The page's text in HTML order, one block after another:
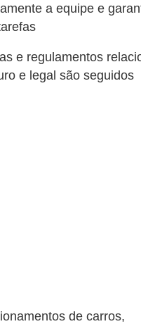
a equipe e
e regulamentos
e legal são seguidos
de carros,